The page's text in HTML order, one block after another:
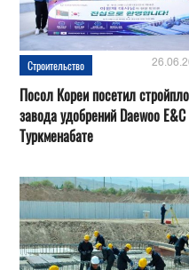
Строительство
Посол Кореи посетил
завода удобрений Daewoo
Туркменабате